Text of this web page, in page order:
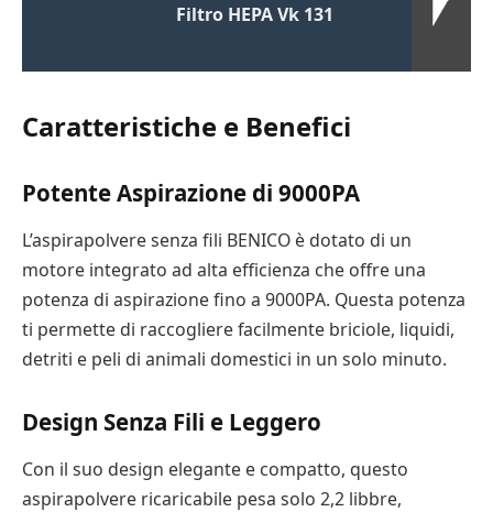
Filtro HEPA Vk 131
Caratteristiche e Benefici
Potente Aspirazione di 9000PA
L’aspirapolvere senza fili BENICO è dotato di un
motore integrato ad alta efficienza che offre una
potenza di aspirazione fino a 9000PA. Questa potenza
ti permette di raccogliere facilmente briciole, liquidi,
detriti e peli di animali domestici in un solo minuto.
Design Senza Fili e Leggero
Con il suo design elegante e compatto, questo
aspirapolvere ricaricabile pesa solo 2,2 libbre,